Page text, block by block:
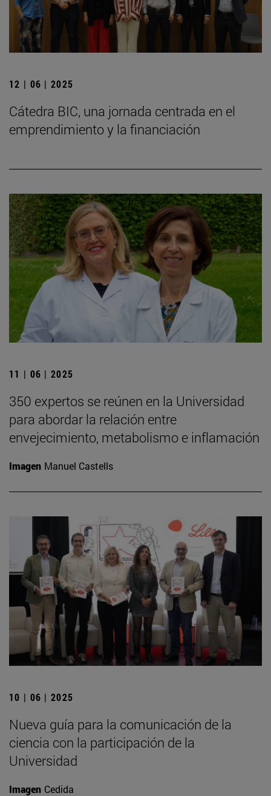
12 | 06 | 2025
Cátedra BIC, una jornada centrada en el
emprendimiento y la financiación
11 | 06 | 2025
350 expertos se reúnen en la Universidad
para abordar la relación entre
envejecimiento, metabolismo e inflamación
Imagen Manuel Castells
10 | 06 | 2025
Nueva guía para la comunicación de la
ciencia con la participación de la
Universidad
Imagen Cedida